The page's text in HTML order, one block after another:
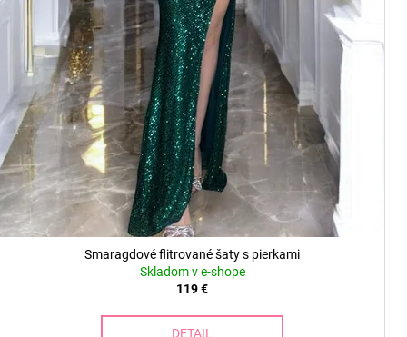
Smaragdové flitrované šaty s pierkami
Skladom v e-shope
119 €
DETAIL